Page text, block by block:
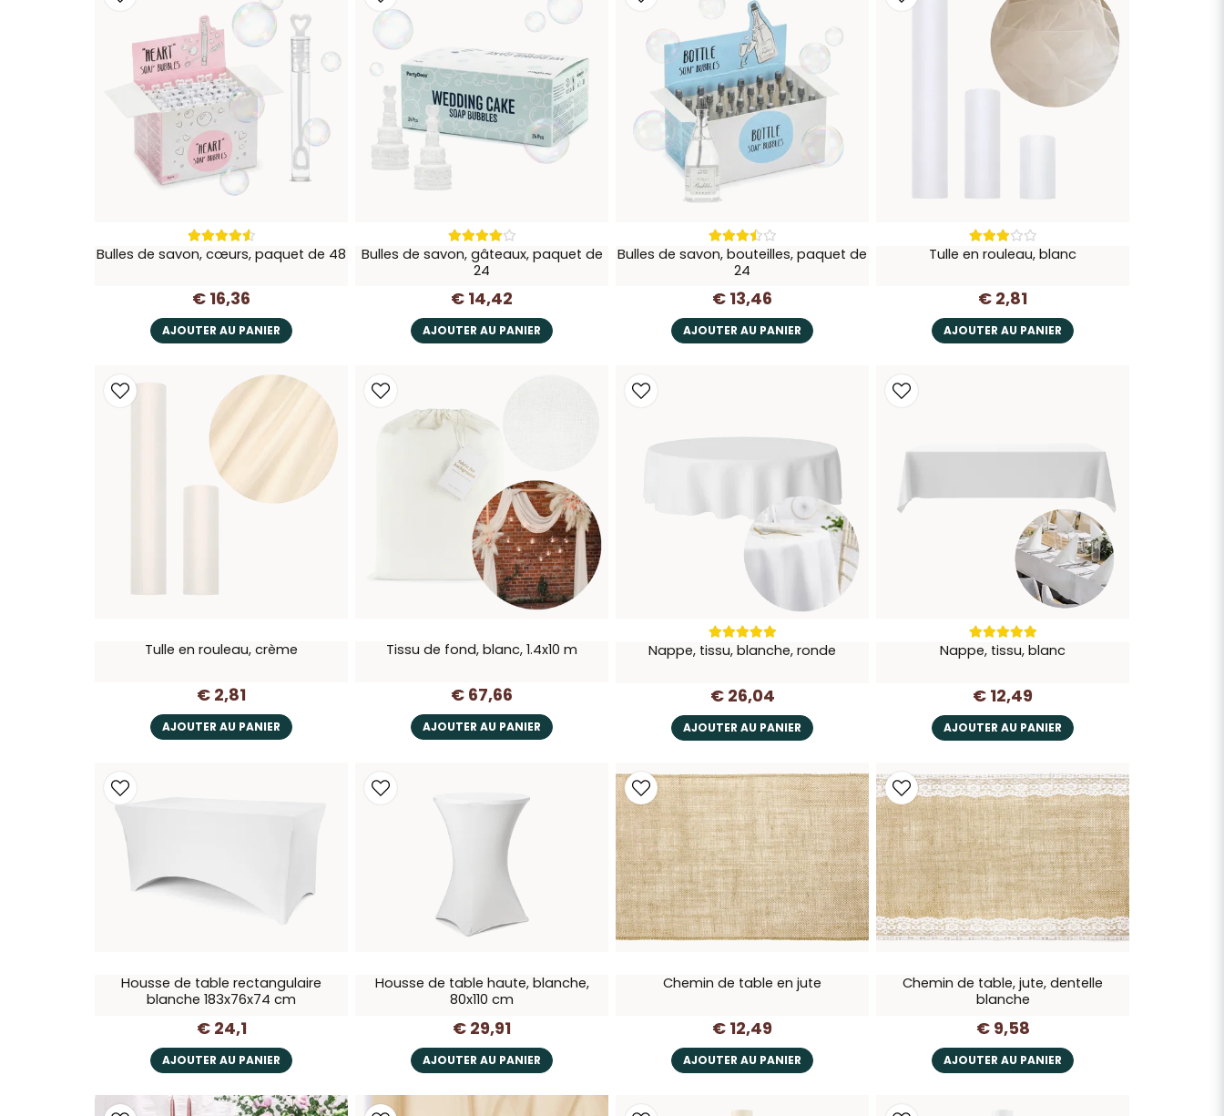
Bulles de savon, cœurs, paquet de 48
€ 16,36
AJOUTER AU PANIER
Bulles de savon, gâteaux, paquet de
24
€ 14,42
AJOUTER AU PANIER
Bulles de savon, bouteilles, paquet de
24
€ 13,46
AJOUTER AU PANIER
Tulle en rouleau, blanc
€ 2,81
AJOUTER AU PANIER
Tulle en rouleau, crème
€ 2,81
AJOUTER AU PANIER
Tissu de fond, blanc, 1.4x10 m
€ 67,66
AJOUTER AU PANIER
Nappe, tissu, blanche, ronde
€ 26,04
AJOUTER AU PANIER
Nappe, tissu, blanc
€ 12,49
AJOUTER AU PANIER
Housse de table rectangulaire
blanche 183x76x74 cm
€ 24,1
AJOUTER AU PANIER
Housse de table haute, blanche,
80x110 cm
€ 29,91
AJOUTER AU PANIER
Chemin de table en jute
€ 12,49
AJOUTER AU PANIER
Chemin de table, jute, dentelle
blanche
€ 9,58
AJOUTER AU PANIER